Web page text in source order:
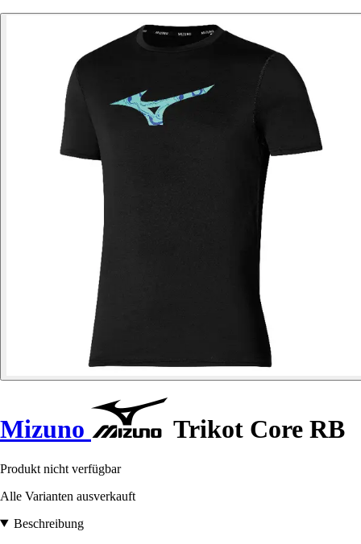
Mizuno Trikot Core RB
Produkt nicht verfügbar
Alle Varianten ausverkauft
Beschreibung